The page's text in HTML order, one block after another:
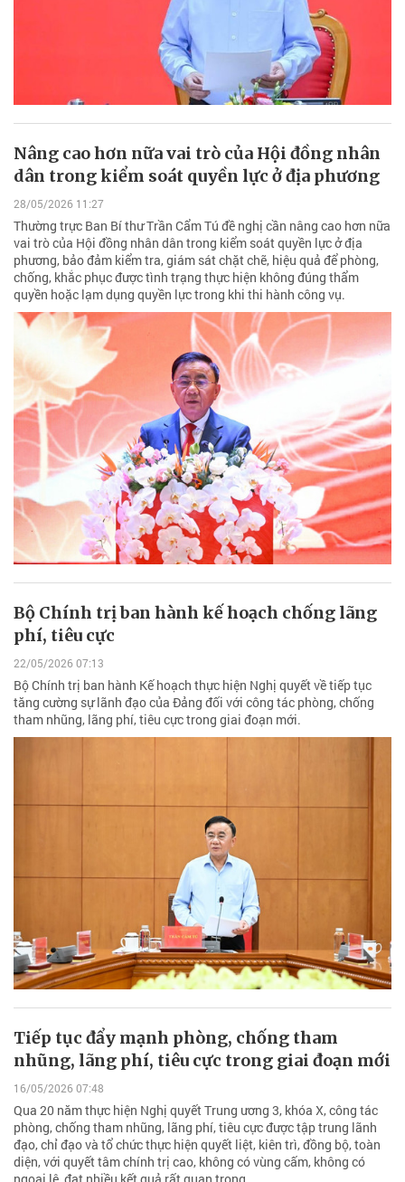
Nâng cao hơn nữa vai trò của Hội đồng nhân
dân trong kiểm soát quyền lực ở địa phương
28/05/2026 11:27
Thường trực Ban Bí thư Trần Cẩm Tú đề nghị cần nâng cao hơn nữa
vai trò của Hội đồng nhân dân trong kiểm soát quyền lực ở địa
phương, bảo đảm kiểm tra, giám sát chặt chẽ, hiệu quả để phòng,
chống, khắc phục được tình trạng thực hiện không đúng thẩm
quyền hoặc lạm dụng quyền lực trong khi thi hành công vụ.
Bộ Chính trị ban hành kế hoạch chống lãng
phí, tiêu cực
22/05/2026 07:13
Bộ Chính trị ban hành Kế hoạch thực hiện Nghị quyết về tiếp tục
tăng cường sự lãnh đạo của Đảng đối với công tác phòng, chống
tham nhũng, lãng phí, tiêu cực trong giai đoạn mới.
Tiếp tục đẩy mạnh phòng, chống tham
nhũng, lãng phí, tiêu cực trong giai đoạn mới
16/05/2026 07:48
Qua 20 năm thực hiện Nghị quyết Trung ương 3, khóa X, công tác
phòng, chống tham nhũng, lãng phí, tiêu cực được tập trung lãnh
đạo, chỉ đạo và tổ chức thực hiện quyết liệt, kiên trì, đồng bộ, toàn
diện, với quyết tâm chính trị cao, không có vùng cấm, không có